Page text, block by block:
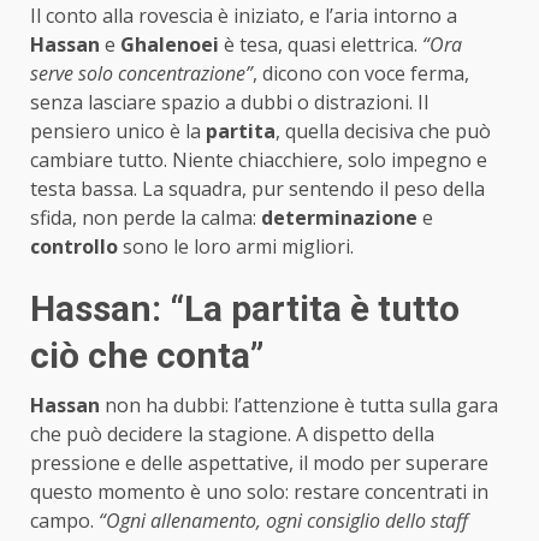
Il conto alla rovescia è iniziato, e l’aria intorno a
Hassan e Ghalenoei è tesa, quasi elettrica. “Ora
serve solo concentrazione”, dicono con voce ferma,
senza lasciare spazio a dubbi o distrazioni. Il
pensiero unico è la partita, quella decisiva che può
cambiare tutto. Niente chiacchiere, solo impegno e
testa bassa. La squadra, pur sentendo il peso della
sfida, non perde la calma: determinazione e
controllosono le loro armi migliori.
Hassan: “La partita è tutto
ciò che conta”
Hassan non ha dubbi: l’attenzione è tutta sulla gara
che può decidere la stagione. A dispetto della
pressione e delle aspettative, il modo per superare
questo momento è uno solo: restare concentrati in
campo. “Ogni allenamento, ogni consiglio dello staff